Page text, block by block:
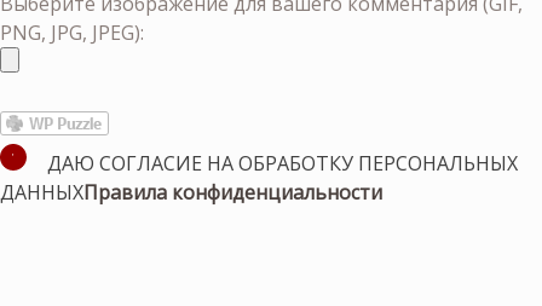
PNG, JPG, JPEG):
ДАЮ СОГЛАСИЕ НА ОБРАБОТКУ ПЕРСОНАЛЬНЫХ
ДАННЫХПравила конфиденциальности